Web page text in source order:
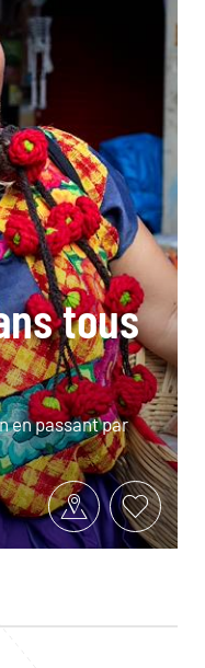
tous
en passant par